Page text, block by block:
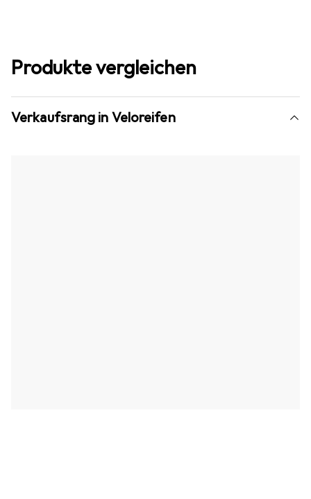
Produkte vergleichen
Verkaufsrang in Veloreifen